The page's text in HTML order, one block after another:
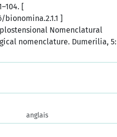
[
]
Nomenclatural
nomenclature. Dumerilia, 5:
anglais